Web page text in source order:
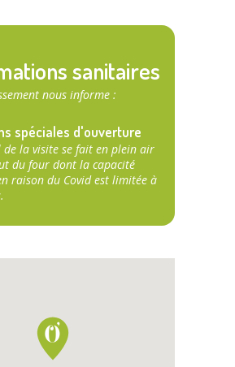
sanitaires
nous informe :
spéciales d'ouverture
de la visite se fait en plein air
du four dont la capacité
raison du Covid est limitée à